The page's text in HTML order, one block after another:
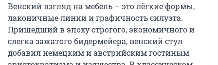
Венский взгляд на мебель – это лёгкие формы,
лаконичные линии и графичность силуэта.
Пришедший в эпоху строгого, экономичного и
слегка зажатого бидермейера, венский стул
добавил немецким и австрийским гостиным